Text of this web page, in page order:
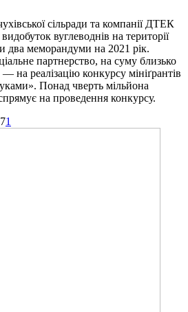
сільради та компанії ДТЕК
вуглеводнів на території
два меморандуми на 2021 рік.
партнерство, на суму близько
на реалізацію конкурсу мініґрантів
Понад чверть мільйона
на проведення конкурсу.
1